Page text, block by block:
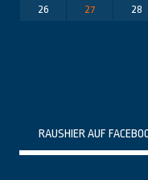
26
27 28
RAUSHIER AUF